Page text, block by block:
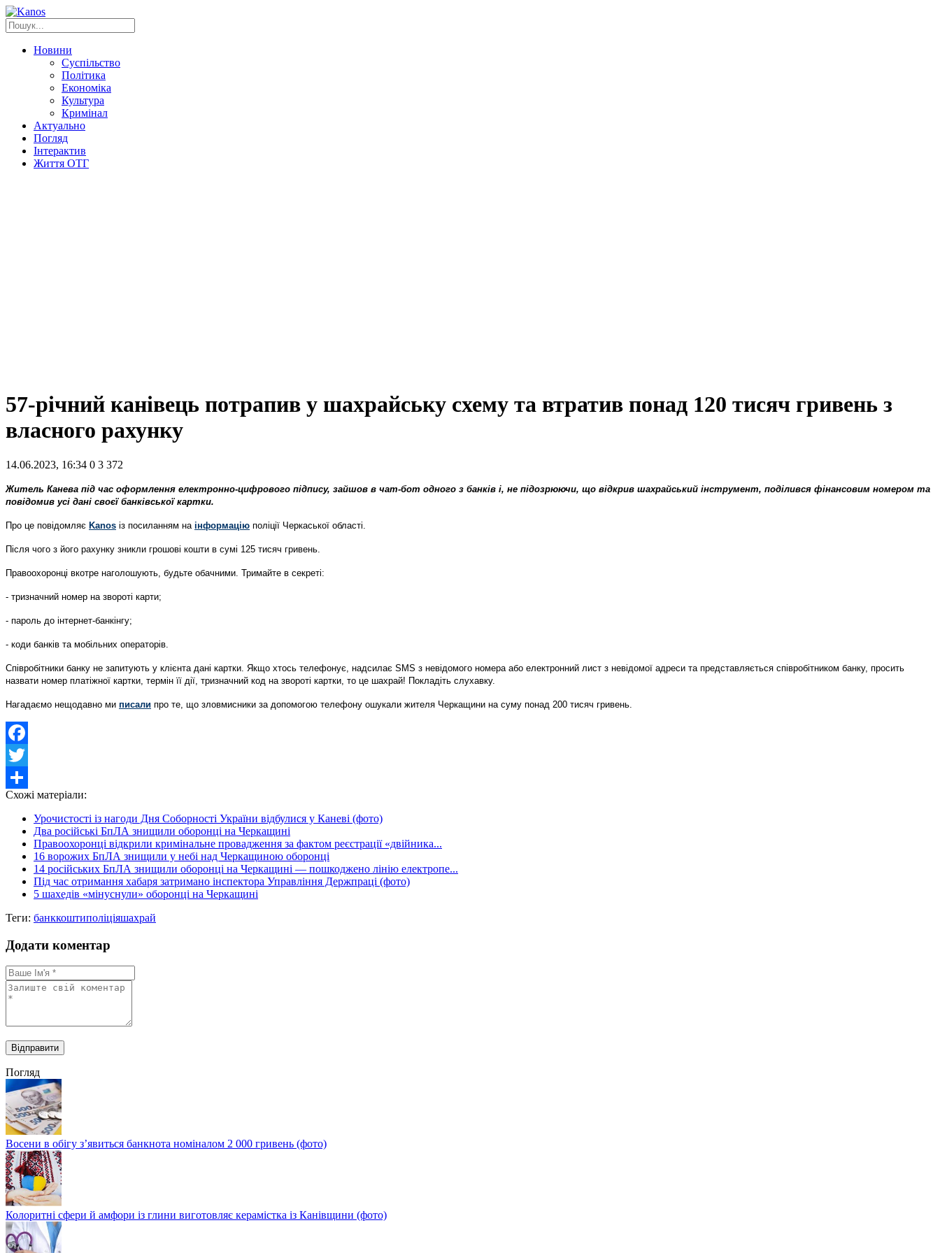
Новини
Суспільство
Політика
Економіка
Культура
Кримінал
Актуально
Погляд
Інтерактив
Життя ОТГ
57-річний канівець потрапив у шахрайську схему та втратив понад 120 тисяч гривень з
власного рахунку
14.06.2023, 16:34 0 3 372
Житель Канева під час оформлення електронно-цифрового підпису, зайшов в чат-бот одного з банків і, не підозрюючи, що відкрив шахрайський інструмент, поділився фінансовим номером та
повідомив усі дані своєї банківської картки.
Про це повідомляє Kanos із посиланням на інформацію поліції Черкаської області.
Після чого з його рахунку зникли грошові кошти в сумі 125 тисяч гривень.
Правоохоронці вкотре наголошують, будьте обачними. Тримайте в секреті:
- тризначний номер на звороті карти;
- пароль до інтернет-банкінгу;
- коди банків та мобільних операторів.
Співробітники банку не запитують у клієнта дані картки. Якщо хтось телефонує, надсилає SMS з невідомого номера або електронний лист з невідомої адреси та представляється співробітником банку, просить
назвати номер платіжної картки, термін її дії, тризначний код на звороті картки, то це шахрай! Покладіть слухавку.
Нагадаємо нещодавно ми писали про те, що зловмисники за допомогою телефону ошукали жителя Черкащини на суму понад 200 тисяч гривень.
Facebook
Twitter
Share
Схожі матеріали:
Урочистості із нагоди Дня Соборності України відбулися у Каневі (фото)
Два російські БпЛА знищили оборонці на Черкащині
Правоохоронці відкрили кримінальне провадження за фактом реєстрації «двійника...
16 ворожих БпЛА знищили у небі над Черкащиною оборонці
14 російських БпЛА знищили оборонці на Черкащині — пошкоджено лінію електропе...
Під час отримання хабаря затримано інспектора Управління Держпраці (фото)
5 шахедів «мінуснули» оборонці на Черкащині
Теги: банккоштиполіціяшахрай
Додати коментар
Погляд
Восени в обігу з’явиться банкнота номіналом 2 000 гривень (фото)
Колоритні сфери й амфори із глини виготовляє керамістка із Канівщини (фото)